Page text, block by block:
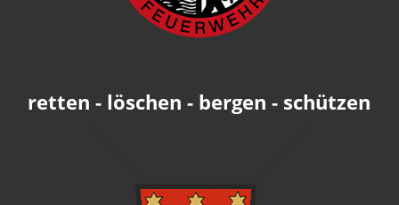
retten - löschen - bergen - schützen